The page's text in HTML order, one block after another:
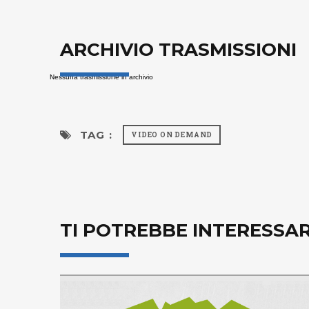
ARCHIVIO TRASMISSIONI
Nessuna trasmissione in archivio
TAG : VIDEO ON DEMAND
TI POTREBBE